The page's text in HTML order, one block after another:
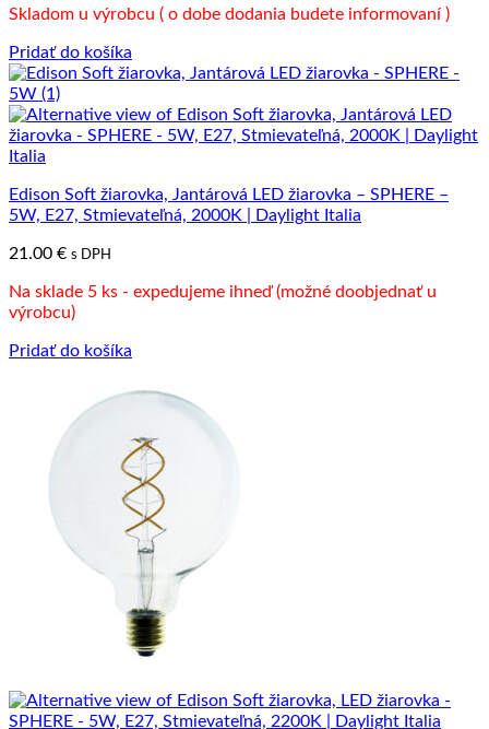
Skladom u výrobcu ( o dobe dodania budete informovaní )
Pridať do košíka
Edison Soft žiarovka, Jantárová LED žiarovka – SPHERE –
5W, E27, Stmievateľná, 2000K | Daylight Italia
21.00 € s DPH
Na sklade 5 ks - expedujeme ihneď (možné doobjednať u
výrobcu)
Pridať do košíka